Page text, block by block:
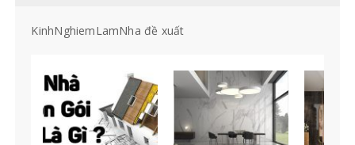
KinhNghiemLamNha đề xuất